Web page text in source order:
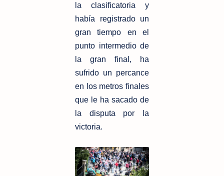
la clasificatoria y
había registrado un
gran tiempo en el
punto intermedio de
la gran final, ha
sufrido un percance
en los metros finales
que le ha sacado de
la disputa por la
victoria.